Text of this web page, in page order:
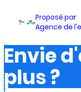
Proposé par
Agence de
Envie
plus ?